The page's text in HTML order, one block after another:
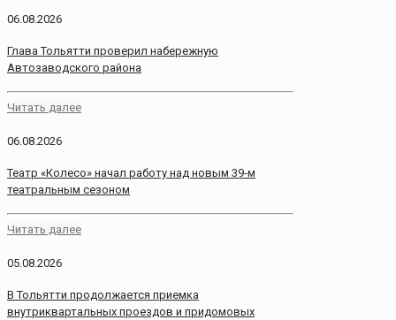
06.08.2026
Глава Тольятти проверил набережную
Автозаводского района
Читать далее
06.08.2026
Театр «Колесо» начал работу над новым 39‑м
театральным сезоном
Читать далее
05.08.2026
В Тольятти продолжается приемка
внутриквартальных проездов и придомовых